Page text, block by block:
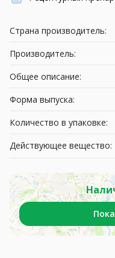
Страна производитель:
Производитель:
Общее описание:
Форма выпуска:
Количество в упаковке:
Действующее вещество: